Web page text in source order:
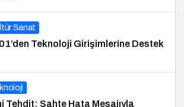
Sanat
Teknoloji Girişimlerine Destek
Tehdit: Sahte Hata Mesajıyla